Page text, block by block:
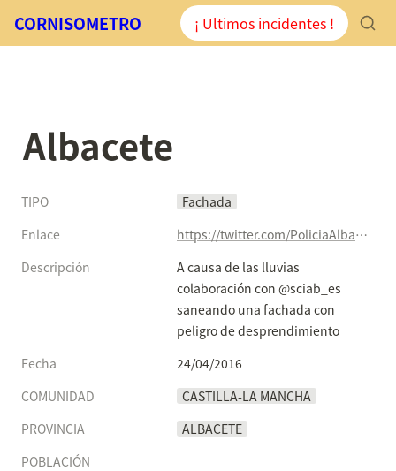
CORNISOMETRO ¡ Ultimos incidentes !
Albacete
TIPO
Fachada
Enlace
https://twitter.com/PoliciaAlbacete/status/724171883902570497
Descripción
A causa de las lluvias
colaboración con @sciab_es
saneando una fachada con
peligro de desprendimiento
Fecha
24/04/2016
COMUNIDAD
CASTILLA-LA MANCHA
PROVINCIA
ALBACETE
POBLACIÓN